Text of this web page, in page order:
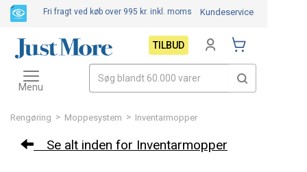
Rengøring > Moppesystem > Inventarmopper
Se alt inden for Inventarmopper
Fri fragt ved køb over 995 kr. inkl. moms Kundeservice
TILBUD
Toggle
navigation
Menu